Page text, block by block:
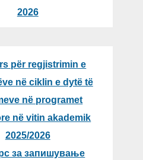
2026
për regjistrimin e
në ciklin e dytë të
në programet
në vitin akademik
2025/2026
за запишување